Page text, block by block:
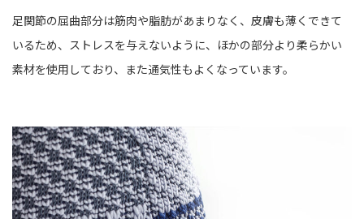
足関節の屈曲部分は筋肉や脂肪があまりなく、皮膚も薄くできて
いるため、ストレスを与えないように、ほかの部分より柔らかい
素材を使用しており、また通気性もよくなっています。